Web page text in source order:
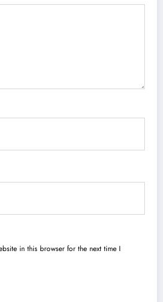
in this browser for the next time I